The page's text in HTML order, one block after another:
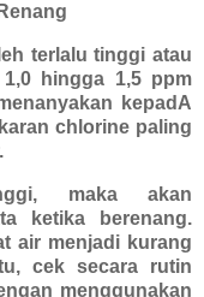
terlalu tinggi atau
hingga 1,5 ppm
kepadA
chlorine paling
maka akan
ketika berenang.
air menjadi kurang
cek secara rutin
menggunakan